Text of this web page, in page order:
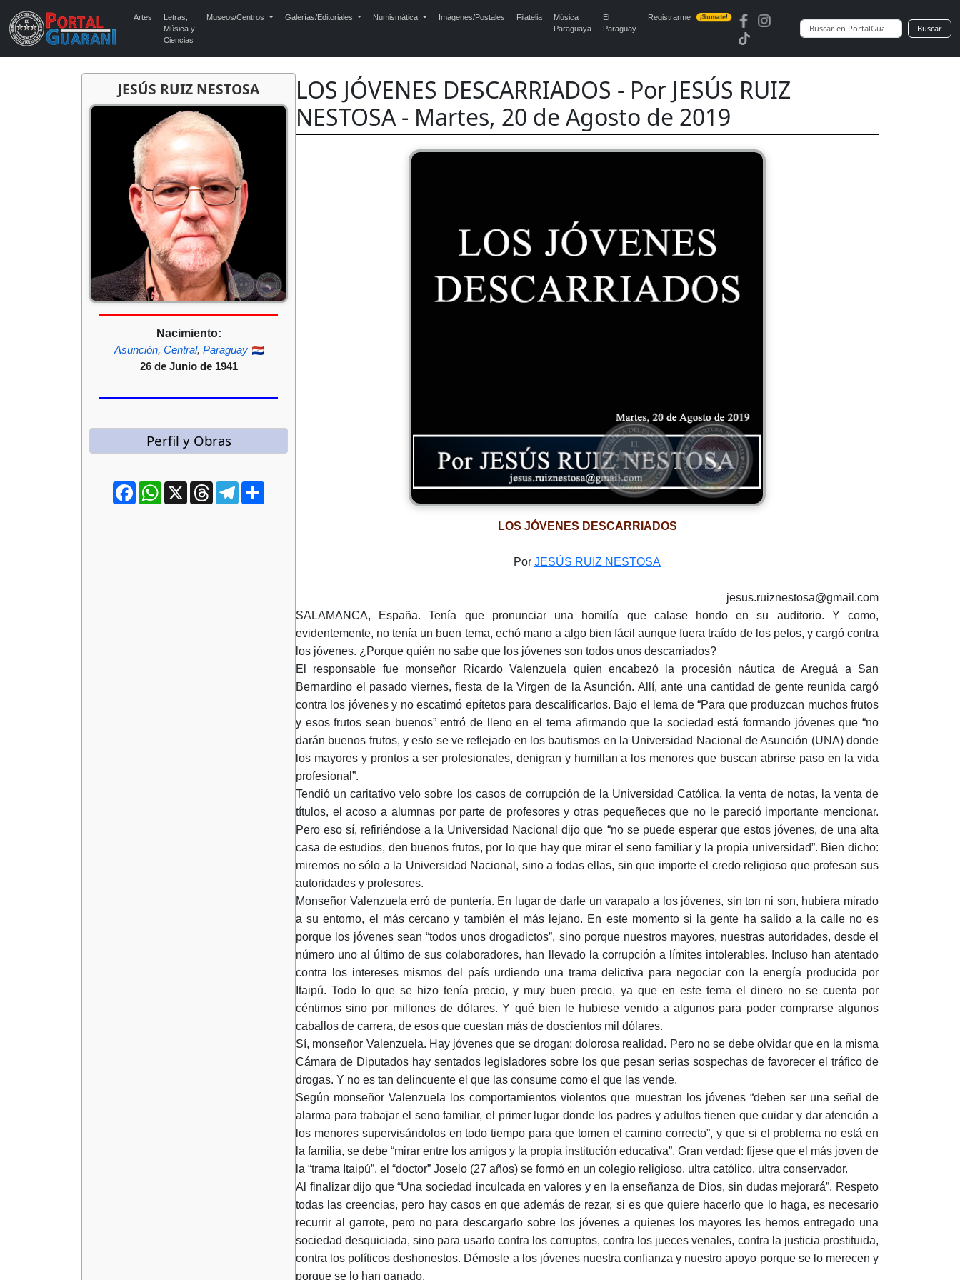
Artes
Letras,
Música y
Ciencias
Museos/Centros Galerías/Editoriales Numismática Imágenes/Postales Filatelia
Música
Paraguaya
El
Paraguay
Registrarme ¡Sumate!
Buscar
JESÚS RUIZ NESTOSA
Nacimiento:
Asunción, Central, Paraguay
26 de Junio de 1941
Perfil y Obras
FacebookWhatsApp
X ThreadsTelegram
LOS JÓVENES DESCARRIADOS - Por JESÚS RUIZ
NESTOSA - Martes, 20 de Agosto de 2019
LOS JÓVENES DESCARRIADOS
Por JESÚS RUIZ NESTOSA
jesus.ruiznestosa@gmail.com
SALAMANCA, España. Tenía que pronunciar una homilía que calase hondo en su auditorio. Y como,
evidentemente, no tenía un buen tema, echó mano a algo bien fácil aunque fuera traído de los pelos, y cargó contra
los jóvenes. ¿Porque quién no sabe que los jóvenes son todos unos descarriados?
El responsable fue monseñor Ricardo Valenzuela quien encabezó la procesión náutica de Areguá a San
Bernardino el pasado viernes, fiesta de la Virgen de la Asunción. Allí, ante una cantidad de gente reunida cargó
contra los jóvenes y no escatimó epítetos para descalificarlos. Bajo el lema de “Para que produzcan muchos frutos
y esos frutos sean buenos” entró de lleno en el tema afirmando que la sociedad está formando jóvenes que “no
darán buenos frutos, y esto se ve reflejado en los bautismos en la Universidad Nacional de Asunción (UNA) donde
los mayores y prontos a ser profesionales, denigran y humillan a los menores que buscan abrirse paso en la vida
profesional”.
Tendió un caritativo velo sobre los casos de corrupción de la Universidad Católica, la venta de notas, la venta de
títulos, el acoso a alumnas por parte de profesores y otras pequeñeces que no le pareció importante mencionar.
Pero eso sí, refiriéndose a la Universidad Nacional dijo que “no se puede esperar que estos jóvenes, de una alta
casa de estudios, den buenos frutos, por lo que hay que mirar el seno familiar y la propia universidad”. Bien dicho:
miremos no sólo a la Universidad Nacional, sino a todas ellas, sin que importe el credo religioso que profesan sus
autoridades y profesores.
Monseñor Valenzuela erró de puntería. En lugar de darle un varapalo a los jóvenes, sin ton ni son, hubiera mirado
a su entorno, el más cercano y también el más lejano. En este momento si la gente ha salido a la calle no es
porque los jóvenes sean “todos unos drogadictos”, sino porque nuestros mayores, nuestras autoridades, desde el
número uno al último de sus colaboradores, han llevado la corrupción a límites intolerables. Incluso han atentado
contra los intereses mismos del país urdiendo una trama delictiva para negociar con la energía producida por
Itaipú. Todo lo que se hizo tenía precio, y muy buen precio, ya que en este tema el dinero no se cuenta por
céntimos sino por millones de dólares. Y qué bien le hubiese venido a algunos para poder comprarse algunos
caballos de carrera, de esos que cuestan más de doscientos mil dólares.
Sí, monseñor Valenzuela. Hay jóvenes que se drogan; dolorosa realidad. Pero no se debe olvidar que en la misma
Cámara de Diputados hay sentados legisladores sobre los que pesan serias sospechas de favorecer el tráfico de
drogas. Y no es tan delincuente el que las consume como el que las vende.
Según monseñor Valenzuela los comportamientos violentos que muestran los jóvenes “deben ser una señal de
alarma para trabajar el seno familiar, el primer lugar donde los padres y adultos tienen que cuidar y dar atención a
los menores supervisándolos en todo tiempo para que tomen el camino correcto”, y que si el problema no está en
la familia, se debe “mirar entre los amigos y la propia institución educativa”. Gran verdad: fíjese que el más joven de
la “trama Itaipú”, el “doctor” Joselo (27 años) se formó en un colegio religioso, ultra católico, ultra conservador.
Al finalizar dijo que “Una sociedad inculcada en valores y en la enseñanza de Dios, sin dudas mejorará”. Respeto
todas las creencias, pero hay casos en que además de rezar, si es que quiere hacerlo que lo haga, es necesario
recurrir al garrote, pero no para descargarlo sobre los jóvenes a quienes los mayores les hemos entregado una
sociedad desquiciada, sino para usarlo contra los corruptos, contra los jueces venales, contra la justicia prostituida,
contra los políticos deshonestos. Démosle a los jóvenes nuestra confianza y nuestro apoyo porque se lo merecen y
porque se lo han ganado.